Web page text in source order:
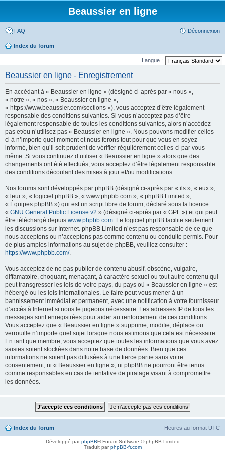
Beaussier en ligne
FAQ Déconnexion
Index du forum
Langue :
Beaussier en ligne - Enregistrement
En accédant à « Beaussier en ligne » (désigné ci-après par « nous »,
« notre », « nos », « Beaussier en ligne »,
« https://www.beaussier.com/sections »), vous acceptez d’être légalement
responsable des conditions suivantes. Si vous n’acceptez pas d’être
légalement responsable de toutes les conditions suivantes, alors n’accédez
pas et/ou n’utilisez pas « Beaussier en ligne ». Nous pouvons modifier celles-
ci à n’importe quel moment et nous ferons tout pour que vous en soyez
informé, bien qu’il soit prudent de vérifier régulièrement celles-ci par vous-
même. Si vous continuez d’utiliser « Beaussier en ligne » alors que des
changements ont été effectués, vous acceptez d’être légalement responsable
des conditions découlant des mises à jour et/ou modifications.
Nos forums sont développés par phpBB (désigné ci-après par « ils », « eux »,
« leur », « logiciel phpBB », « www.phpbb.com », « phpBB Limited »,
« Équipes phpBB ») qui est un script libre de forum, déclaré sous la licence
« GNU General Public License v2 » (désigné ci-après par « GPL ») et qui peut
être téléchargé depuis www.phpbb.com. Le logiciel phpBB facilite seulement
les discussions sur Internet. phpBB Limited n’est pas responsable de ce que
nous acceptons ou n’acceptons pas comme contenu ou conduite permis. Pour
de plus amples informations au sujet de phpBB, veuillez consulter :
https://www.phpbb.com/.
Vous acceptez de ne pas publier de contenu abusif, obscène, vulgaire,
diffamatoire, choquant, menaçant, à caractère sexuel ou tout autre contenu qui
peut transgresser les lois de votre pays, du pays où « Beaussier en ligne » est
hébergé ou les lois internationales. Le faire peut vous mener à un
bannissement immédiat et permanent, avec une notification à votre fournisseur
d’accès à Internet si nous le jugeons nécessaire. Les adresses IP de tous les
messages sont enregistrées pour aider au renforcement de ces conditions.
Vous acceptez que « Beaussier en ligne » supprime, modifie, déplace ou
verrouille n’importe quel sujet lorsque nous estimons que cela est nécessaire.
En tant que membre, vous acceptez que toutes les informations que vous avez
saisies soient stockées dans notre base de données. Bien que ces
informations ne soient pas diffusées à une tierce partie sans votre
consentement, ni « Beaussier en ligne », ni phpBB ne pourront être tenus
comme responsables en cas de tentative de piratage visant à compromettre
les données.
Index du forum Heures au format UTC
Développé parphpBB® Forum Software © phpBB Limited
Traduit parphpBB-fr.com